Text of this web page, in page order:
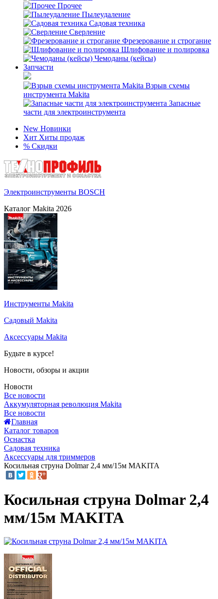
Прочее
Пылеудаление
Садовая техника
Сверление
Фрезерование и строгание
Шлифование и полировка
Чемоданы (кейсы)
Запчасти
Взрыв схемы
инструмента Makita
Запасные
части для электроинструмента
New Новинки
Хит Хиты продаж
% Скидки
Электроинструменты BOSCH
Каталог Makita 2026
Инструменты Makita
Садовый Makita
Аксессуары Makita
Будьте в курсе!
Новости, обзоры и акции
Новости
Все новости
Аккумуляторная революция Makita
Все новости
Главная
Каталог товаров
Оснастка
Садовая техника
Аксессуары для триммеров
Косильная струна Dolmar 2,4 мм/15м MAKITA
Косильная струна Dolmar 2,4
мм/15м MAKITA